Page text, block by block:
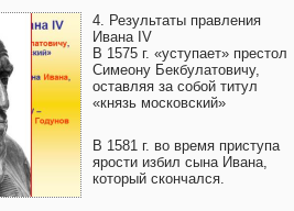
4. Результаты правления
Ивана IV
В 1575 г. «уступает» престол
Симеону Бекбулатовичу,
оставляя за собой титул
«князь московский»
В 1581 г. во время приступа
ярости избил сына Ивана,
который скончался.